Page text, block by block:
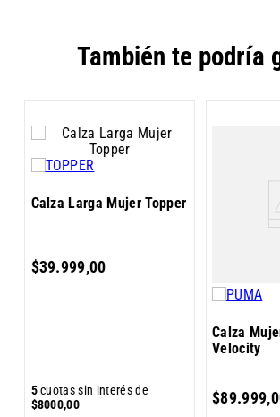
También te podría
Calza Larga Mujer Topper
$39.999,00
5cuotas sin interés de
$8000,00
Calza
Velocity
$89.999,